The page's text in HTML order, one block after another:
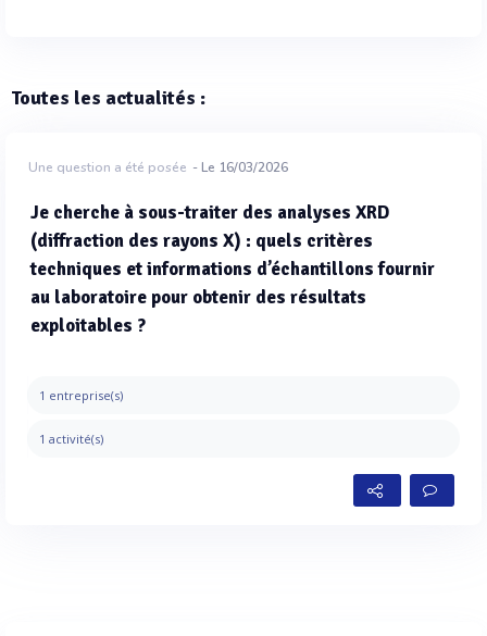
Toutes les actualités :
Une question a été posée - Le 16/03/2026
Je cherche à sous-traiter des analyses XRD
(diffraction des rayons X) : quels critères
techniques et informations d’échantillons fournir
au laboratoire pour obtenir des résultats
exploitables ?
1 entreprise(s)
1 activité(s)